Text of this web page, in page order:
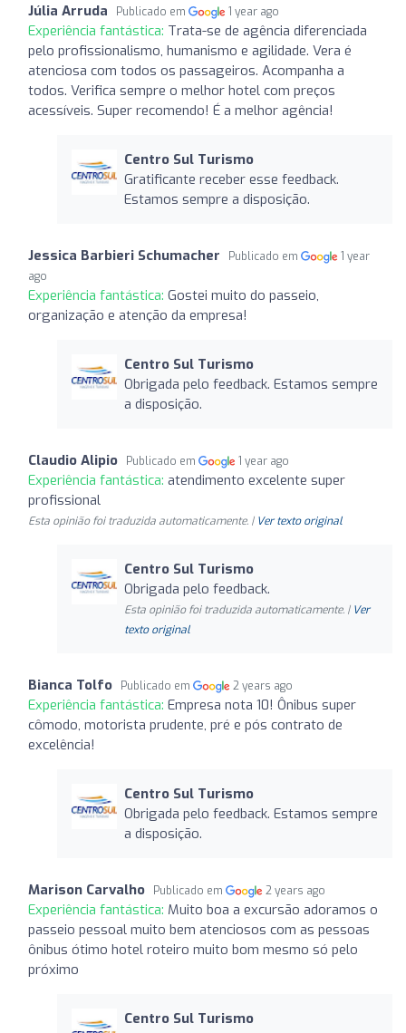
Júlia Arruda Publicado em 1 year ago
Experiência fantástica: Trata-se de agência diferenciada
pelo profissionalismo, humanismo e agilidade. Vera é
atenciosa com todos os passageiros. Acompanha a
todos. Verifica sempre o melhor hotel com preços
acessíveis. Super recomendo! É a melhor agência!
Centro Sul Turismo
Gratificante receber esse feedback.
Estamos sempre a disposição.
Jessica Barbieri Schumacher Publicado em
1 year
ago
Experiência fantástica: Gostei muito do passeio,
organização e atenção da empresa!
Centro Sul Turismo
Obrigada pelo feedback. Estamos sempre
a disposição.
Claudio Alipio Publicado em 1 year ago
Experiência fantástica: atendimento excelente super
profissional
Esta opinião foi traduzida automaticamente. | Ver texto original
Centro Sul Turismo
Obrigada pelo feedback.
Esta opinião foi traduzida automaticamente. | Ver
texto original
Bianca Tolfo Publicado em 2 years ago
Experiência fantástica: Empresa nota 10! Ônibus super
cômodo, motorista prudente, pré e pós contrato de
excelência!
Centro Sul Turismo
Obrigada pelo feedback. Estamos sempre
a disposição.
Marison Carvalho Publicado em 2 years ago
Experiência fantástica: Muito boa a excursão adoramos o
passeio pessoal muito bem atenciosos com as pessoas
ônibus ótimo hotel roteiro muito bom mesmo só pelo
próximo
Centro Sul Turismo